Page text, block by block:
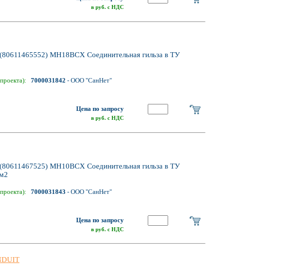
в руб. с НДС
MH18BCX Соединительная гильза в ТУ
7000031842 - ООО "СанНет"
Цена по запросу
в руб. с НДС
MH10BCX Соединительная гильза в ТУ
7000031843 - ООО "СанНет"
Цена по запросу
в руб. с НДС